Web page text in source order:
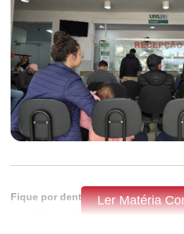
Fique por dentro do que acontece
Ler Matéria